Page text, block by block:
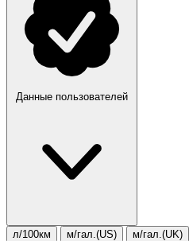
Данные пользователей
л/100км м/гал.(US) м/гал.(UK)